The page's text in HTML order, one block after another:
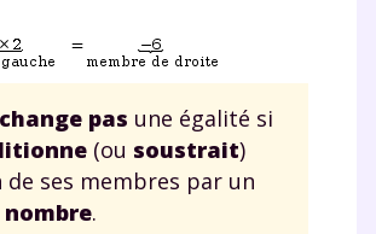
pas une égalité si
(ou soustrait)
de ses membres par un
nombre.